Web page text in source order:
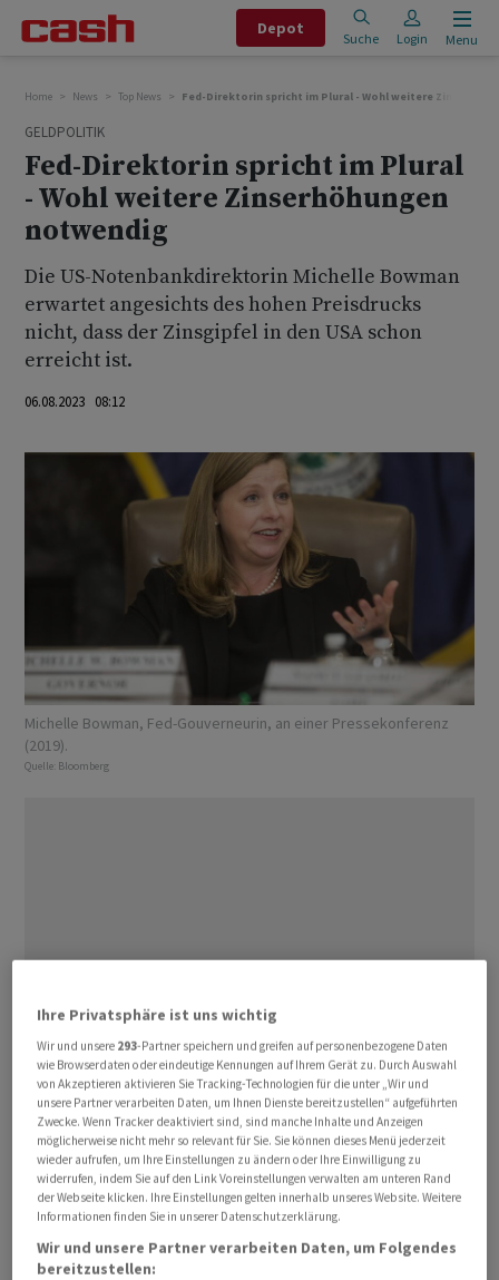
Depot
Suche Login Menu
Home News Top News Fed-Direktorin spricht im Plural - Wohl weitere
GELDPOLITIK
Fed-Direktorin spricht im Plural
- Wohl weitere Zinserhöhungen
notwendig
Die US-Notenbankdirektorin Michelle Bowman
erwartet angesichts des hohen Preisdrucks
nicht, dass der Zinsgipfel in den USA schon
erreicht ist.
06.08.2023 08:12
Michelle Bowman, Fed-Gouverneurin, an einer Pressekonferenz
(2019).
Quelle: Bloomberg
Sie gehe davon aus, dass weitere Zinserhöhungen
notwendig seien, um die Inflation auf die Zielmarke von
zwei Prozent zu drücken, sagte Michelle Bowman am
Samstag laut Redetext auf einem Bankensymposium in
Ihre Privatsphäre ist uns wichtig
Wir und unsere 293-Partner speichern und greifen auf personenbezogene Daten
wie Browserdaten oder eindeutige Kennungen auf Ihrem Gerät zu. Durch Auswahl
von Akzeptieren aktivieren Sie Tracking-Technologien für die unter „Wir und
unsere Partner verarbeiten Daten, um Ihnen Dienste bereitzustellen“ aufgeführten
Zwecke. Wenn Tracker deaktiviert sind, sind manche Inhalte und Anzeigen
möglicherweise nicht mehr so relevant für Sie. Sie können dieses Menü jederzeit
wieder aufrufen, um Ihre Einstellungen zu ändern oder Ihre Einwilligung zu
widerrufen, indem Sie auf den Link Voreinstellungen verwalten am unteren Rand
der Webseite klicken. Ihre Einstellungen gelten innerhalb unseres Website. Weitere
Informationen finden Sie in unserer Datenschutzerklärung.
Wir und unsere Partner verarbeiten Daten, um Folgendes
bereitzustellen: